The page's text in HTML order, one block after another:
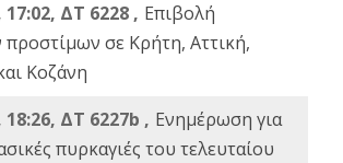
ΔΤ 6228 , Επιβολή
προστίμων σε Κρήτη, Αττική,
Κοζάνη
ΔΤ 6227b , Ενημέρωση για
πυρκαγιές του τελευταίου